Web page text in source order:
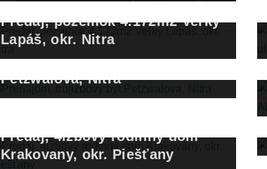
Predaj, pozemok 4.172m2 Veľký
Lapáš, okr. Nitra
Prenájom, trojizbový byt
Petzwalova, Nitra
Predaj, 4izbový rodinný dom
Krakovany, okr. Piešťany